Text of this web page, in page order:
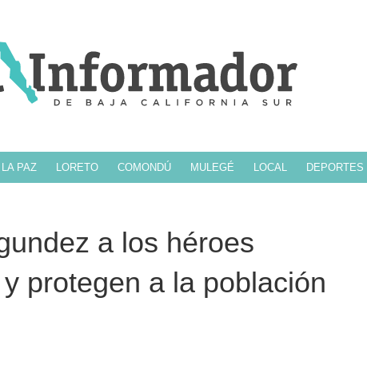
LA PAZ LORETO COMONDÚ MULEGÉ LOCAL DEPORTES
a los héroes
protegen a la población